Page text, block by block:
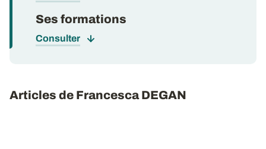
Ses formations
Consulter
Articles de Francesca DEGAN